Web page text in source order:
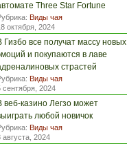
Three Star Fortune
Виды чая
октября, 2024
Гизбо все получат массу новых
и покупаются в лаве
страстей
Виды чая
сентября, 2024
веб-казино Легзо может
любой новичок
Виды чая
августа, 2024